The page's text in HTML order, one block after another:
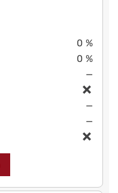
0 %
0 %
—
—
—